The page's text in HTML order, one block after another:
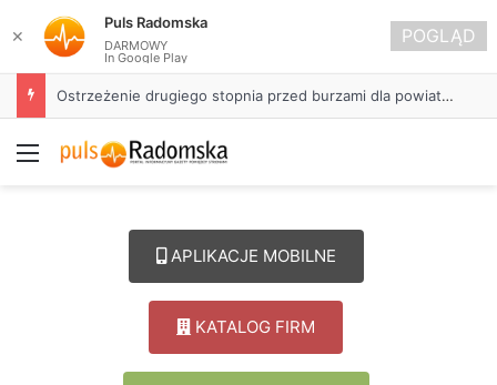
Około 90 tys. zł na szkolenia pracowników. PUP w Radomsku ogłasza nabór wniosków
Menu
APLIKACJE MOBILNE
KATALOG FIRM
✕
Puls Radomska
DARMOWY
In Google Play
POGLĄD